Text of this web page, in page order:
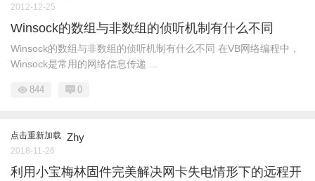
2012-12-25
Winsock的数组与非数组的侦听机制有什么不同
Winsock的数组与非数组的侦听机制有什么不同 在VB网络编程中，
Winsock是常用的网络信息传递 ...
844 0
点击重新加载 Zhy
2018-11-26
利用小宝梅林固件完美解决网卡失电情形下的远程开